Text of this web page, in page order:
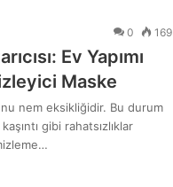
0 169
Ev Yapımı
Maske
nem eksikliğidir. Bu durum
gibi rahatsızlıklar